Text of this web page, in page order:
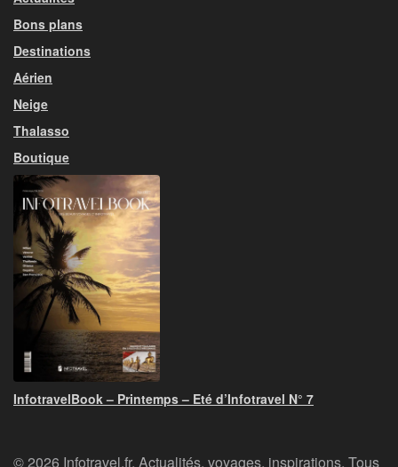
Bons plans
Destinations
Aérien
Neige
Thalasso
Boutique
InfotravelBook – Printemps – Eté d’Infotravel N° 7
© 2026 Infotravel.fr, Actualités, voyages, inspirations. Tous